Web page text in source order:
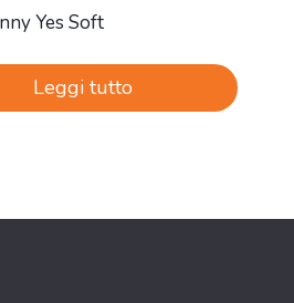
Yes Soft
Leggi tutto